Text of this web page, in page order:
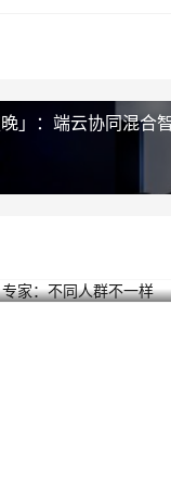
」：端云协同混合
专家：不同人群不